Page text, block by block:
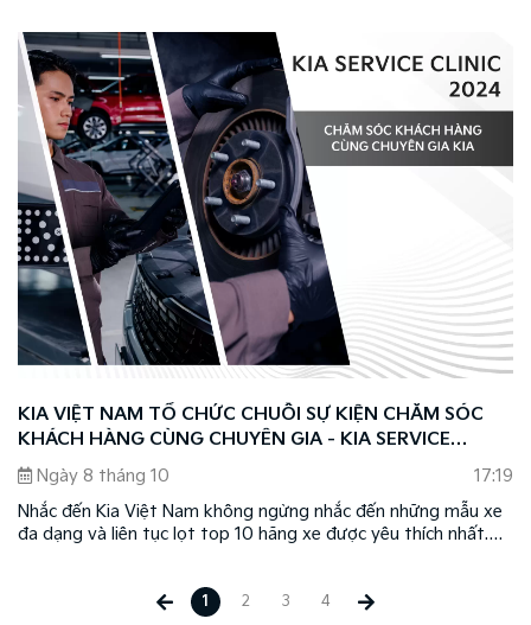
khách hàng cùng chuyên gia Kia (Kia Service Clinic), tạo điều
kiện để khách hàng được kiểm tra và tư vấn xe miễn phí với
nhiều ưu đãi và quà tặng hấp dẫn.
KIA VIỆT NAM TỔ CHỨC CHUỖI SỰ KIỆN CHĂM SÓC
KHÁCH HÀNG CÙNG CHUYÊN GIA - KIA SERVICE
CLINIC 2024
Ngày 8 tháng 10
17:19
Nhắc đến Kia Việt Nam không ngừng nhắc đến những mẫu xe
đa dạng và liên tục lọt top 10 hãng xe được yêu thích nhất.
1 2 3 4